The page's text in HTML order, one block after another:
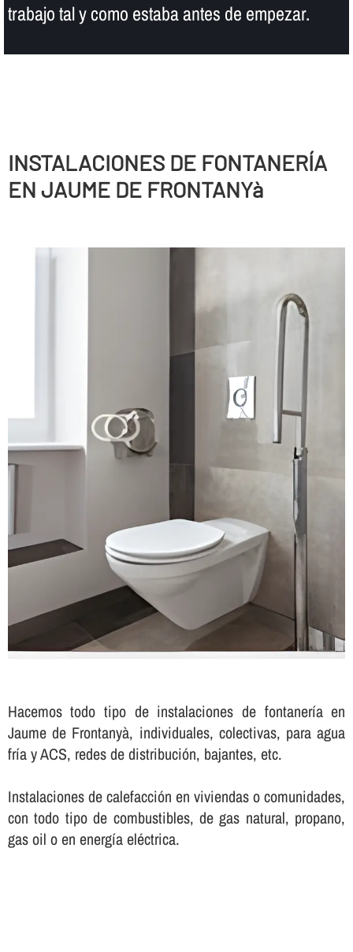
trabajo tal y como estaba antes de empezar.
INSTALACIONES DE FONTANERÍ­A
EN JAUME DE FRONTANYà
Hacemos todo tipo de instalaciones de fontanerí­a en
Jaume de Frontanyà, individuales, colectivas, para agua
frí­a y ACS, redes de distribución, bajantes, etc.
Instalaciones de calefacción en viviendas o comunidades,
con todo tipo de combustibles, de gas natural, propano,
gas oil o en energí­a eléctrica.